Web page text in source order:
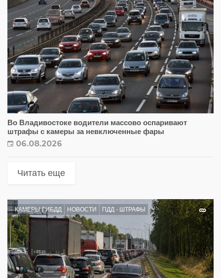
Во Владивостоке водители массово оспаривают
штрафы с камеры за невключенные фары
06.08.2026
Читать еще
КАМЕРЫ ГИБДД НОВОСТИ ПДД - ШТРАФЫ